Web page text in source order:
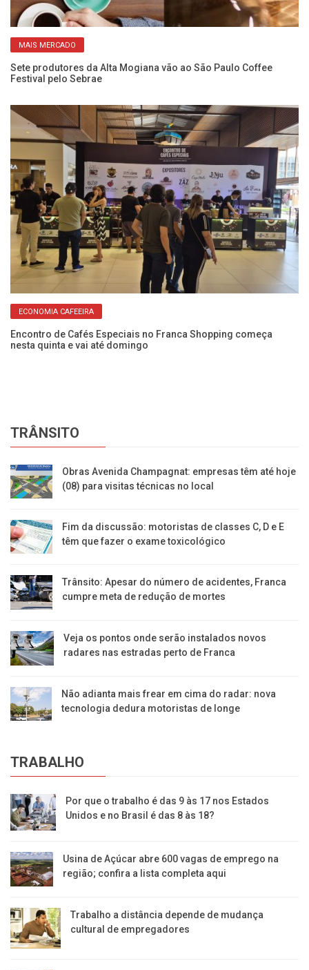
MAIS MERCADO
Sete produtores da Alta Mogiana vão ao São Paulo Coffee
Festival pelo Sebrae
ECONOMIA CAFEEIRA
Encontro de Cafés Especiais no Franca Shopping começa
nesta quinta e vai até domingo
TRÂNSITO
Obras Avenida Champagnat: empresas têm até hoje
(08) para visitas técnicas no local
Fim da discussão: motoristas de classes C, D e E
têm que fazer o exame toxicológico
Trânsito: Apesar do número de acidentes, Franca
cumpre meta de redução de mortes
Veja os pontos onde serão instalados novos
radares nas estradas perto de Franca
Não adianta mais frear em cima do radar: nova
tecnologia dedura motoristas de longe
TRABALHO
Por que o trabalho é das 9 às 17 nos Estados
Unidos e no Brasil é das 8 às 18?
Usina de Açúcar abre 600 vagas de emprego na
região; confira a lista completa aqui
Trabalho a distância depende de mudança
cultural de empregadores